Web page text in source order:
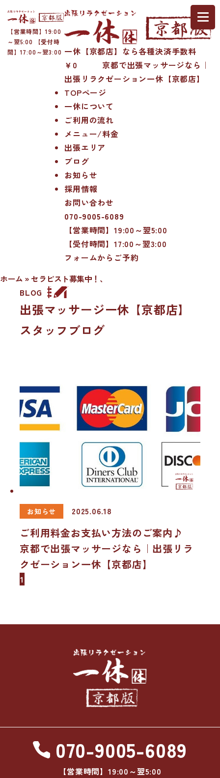
【営業時間】19:00
～翌5:00 【受付時
間】17:00～翌3:00 一休【京都店】なら各種決済手数料
￥0 京都で出張マッサージなら｜
出張リラクゼーション一休【京都店】
TOPページ
一休について
ご利用の流れ
メニュー/料金
出張エリア
ブログ
お知らせ
採用情報
お問い合わせ
070-9005-6089
【営業時間】19:00～翌5:00
【受付時間】17:00～翌3:00
フォームからご予約
ホーム » セラピスト募集中！、
BLOG
出張マッサージ一休【京都店】
スタッフブログ
お知らせ 2025.06.18
ご利用料金お支払い方法のご案内♪
京都で出張マッサージなら｜出張リラ
クゼーション一休【京都店】
1
070-9005-6089
【営業時間】19:00～翌5:00